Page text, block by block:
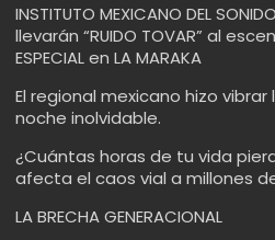
INSTITUTO MEXICANO DEL
llevarán “RUIDO TOVAR” al
ESPECIAL en LA MARAKA
El regional mexicano hizo vibrar
noche inolvidable.
¿Cuántas horas de tu vida
afecta el caos vial a millones
LA BRECHA GENERACIONAL